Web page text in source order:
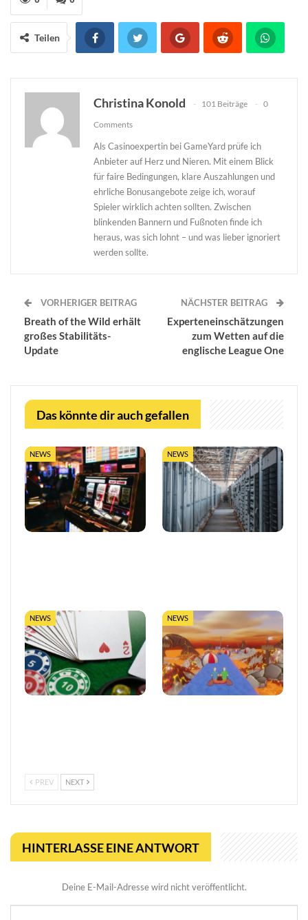
Teilen
Christina Konold 101 Beiträge
0
Comments
Als Casinoexpertin bei GameYard prüfe ich
Anbieter auf Herz und Nieren. Mit einem Blick
für faire Bedingungen, klare Auszahlungen und
ehrliche Bonusangebote zeige ich, worauf
Spieler wirklich achten sollten. Zwischen
blinkenden Bannern und Fußnoten finde ich
heraus, was sich lohnt – und was lieber ignoriert
werden sollte.
VORHERIGER BEITRAG
Breath of the Wild erhält
großes Stabilitäts-
Update
NÄCHSTER BEITRAG
Experteneinschätzungen
zum Wetten auf die
englische League One
Das könnte dir auch gefallen
NEWS NEWS
NEWS NEWS
PREV NEXT
HINTERLASSE EINE ANTWORT
Deine E-Mail-Adresse wird nicht veröffentlicht.